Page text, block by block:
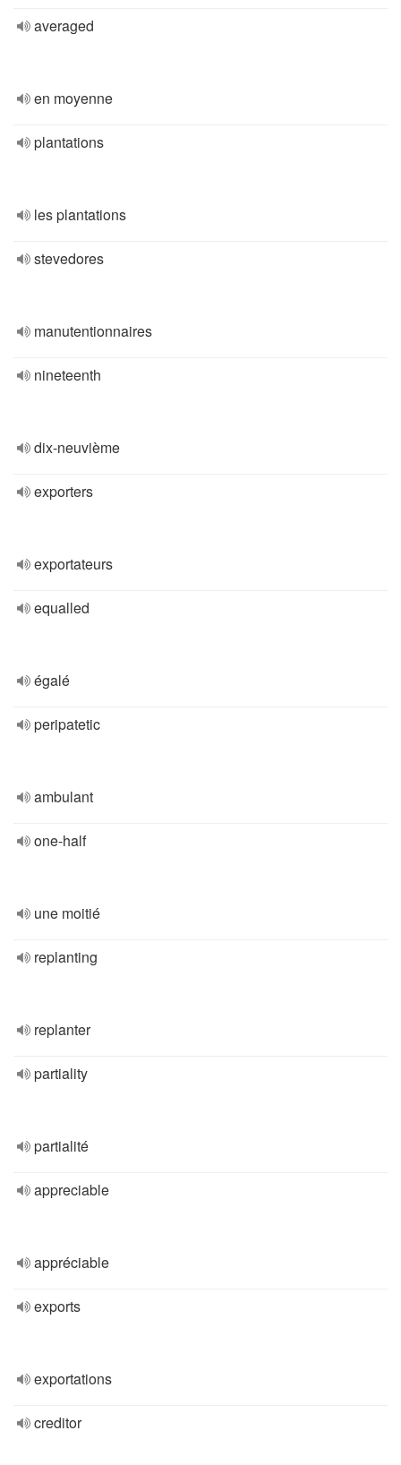
averaged
en moyenne
plantations
les plantations
stevedores
manutentionnaires
nineteenth
dix-neuvième
exporters
exportateurs
equalled
égalé
peripatetic
ambulant
one-half
une moitié
replanting
replanter
partiality
partialité
appreciable
appréciable
exports
exportations
creditor